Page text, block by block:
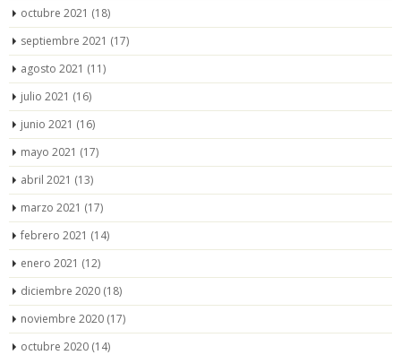
octubre 2021 (18)
septiembre 2021 (17)
agosto 2021 (11)
julio 2021 (16)
junio 2021 (16)
mayo 2021 (17)
abril 2021 (13)
marzo 2021 (17)
febrero 2021 (14)
enero 2021 (12)
diciembre 2020 (18)
noviembre 2020 (17)
octubre 2020 (14)